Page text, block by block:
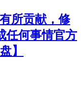
所贡献，修
任何事情官方
】